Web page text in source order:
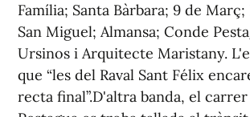
Família; Santa Bàrbara; 9 de
San Miguel; Almansa; Conde
Ursinos i Arquitecte Maristany.
que “les del Raval Sant Félix
recta final”.D'altra banda, el